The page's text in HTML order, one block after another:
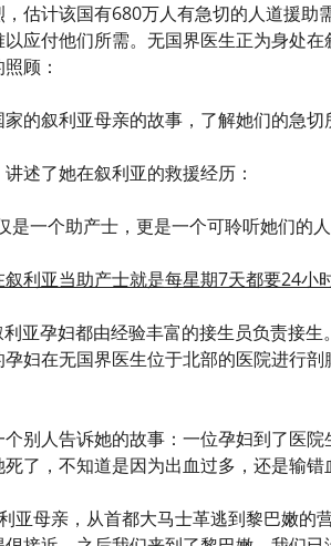
估计该国有680万人有急切的人道援
应付他们所需。无国界医生正为身处
顾：
的叙利亚母亲的故事，了解她们的急切
述了她在叙利亚的救援经历：
是一个助产士，更是一个可聆听她们的
利亚当助产士就是每星期7天都要24小
亚孕妇都由经验丰富的接生员负责接
妇在无国界医生位于北部的医院进行
别人告诉她的故事：一位孕妇到了医
了，不知道是因为出血过多，还是输错
亚母亲，从首都大马士革逃到黎巴嫩的